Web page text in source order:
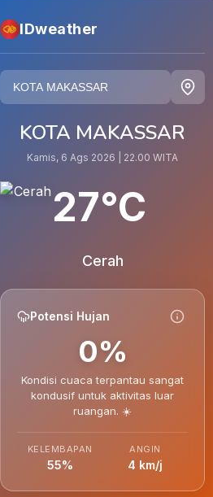
IDweather
KOTA MAKASSAR
Kamis, 6 Ags 2026 | 22.00 WITA
27°C
Cerah
Potensi Hujan
0%
Kondisi cuaca terpantau sangat
kondusif untuk aktivitas luar
ruangan. ☀️
KELEMBAPAN
55%
ANGIN
4 km/j